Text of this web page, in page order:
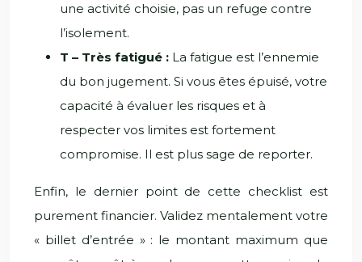
une activité choisie, pas un refuge contre
l’isolement.
T – Très fatigué : La fatigue est l’ennemie
du bon jugement. Si vous êtes épuisé, votre
capacité à évaluer les risques et à
respecter vos limites est fortement
compromise. Il est plus sage de reporter.
Enfin, le dernier point de cette checklist est
purement financier. Validez mentalement votre
« billet d’entrée » : le montant maximum que